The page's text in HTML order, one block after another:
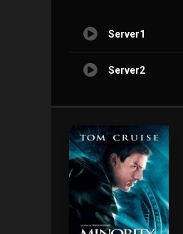
Server1
Server2